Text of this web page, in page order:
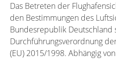
Das Betreten der
den Bestimmungen des
Bundesrepublik Deutschland
Durchführungsverordnung
(EU) 2015/1998. Abhängig